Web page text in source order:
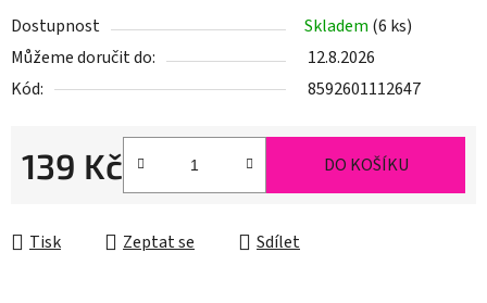
Dostupnost Skladem (6 ks)
Můžeme doručit do:
12.8.2026
Kód:
8592601112647
139 Kč DO KOŠÍKU
Tisk Zeptat se Sdílet